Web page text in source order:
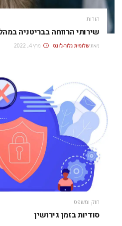
הורות
שירותי הרווחה בבריטניה
מאת שלומית גלזר-ג'ונס מרץ 4, 2022
חוק ומשפט
סודיות בזמן גירושין